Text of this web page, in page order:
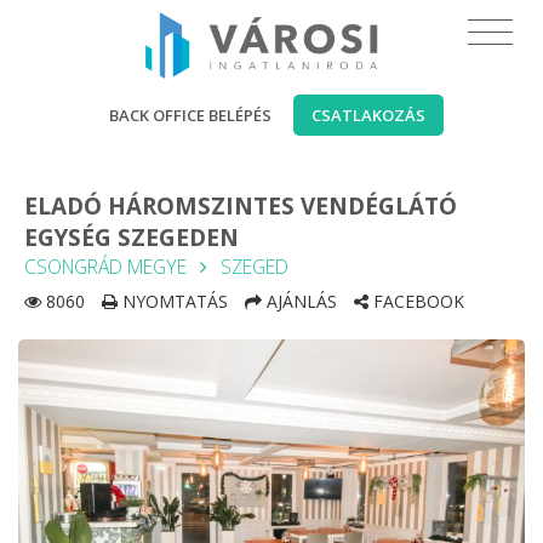
BACK OFFICE BELÉPÉS CSATLAKOZÁS
ELADÓ HÁROMSZINTES VENDÉGLÁTÓ
EGYSÉG SZEGEDEN
CSONGRÁD MEGYE SZEGED
8060 NYOMTATÁS AJÁNLÁS FACEBOOK